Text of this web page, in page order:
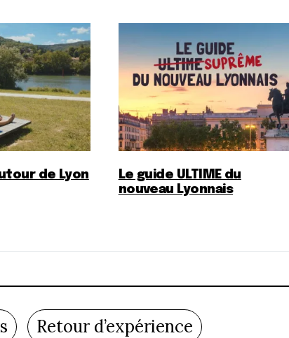
de Lyon
Le guide ULTIME du
nouveau Lyonnais
Retour d’expérience